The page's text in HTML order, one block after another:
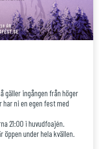
gäller ingången från höger
ni en egen fest med
21:00 i huvudfoajén.
under hela kvällen.